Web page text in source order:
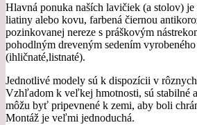
Hlavná ponuka naších lavičiek (a stolov) je
liatiny alebo kovu, farbená čiernou
pozinkovanej nereze s práškovým
pohodlným dreveným sedením
(ihličnaté,listnaté).
Jednotlivé modely sú k dispozícii v
Vzhľadom k veľkej hmotnosti, sú stabilné
môžu byť pripevnené k zemi, aby boli
Montáž je veľmi jednoduchá.